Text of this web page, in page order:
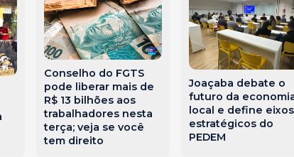
Conselho do FGTS
pode liberar mais de
R$ 13 bilhões aos
trabalhadores nesta
terça; veja se você
tem direito
Joaçaba debate o
futuro da
local e define eixos
estratégicos do
PEDEM